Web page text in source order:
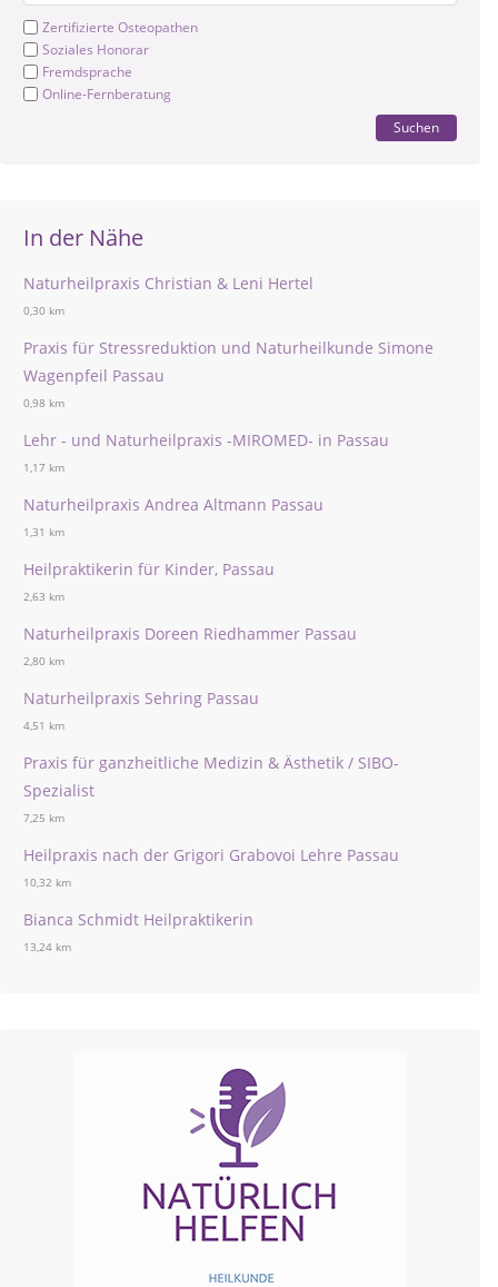
Zertifizierte Osteopathen
Soziales Honorar
Fremdsprache
Online-Fernberatung
Suchen
In der Nähe
Naturheilpraxis Christian & Leni Hertel
0,30 km
Praxis für Stressreduktion und Naturheilkunde Simone
Wagenpfeil Passau
0,98 km
Lehr - und Naturheilpraxis -MIROMED- in Passau
1,17 km
Naturheilpraxis Andrea Altmann Passau
1,31 km
Heilpraktikerin für Kinder, Passau
2,63 km
Naturheilpraxis Doreen Riedhammer Passau
2,80 km
Naturheilpraxis Sehring Passau
4,51 km
Praxis für ganzheitliche Medizin & Ästhetik / SIBO-
Spezialist
7,25 km
Heilpraxis nach der Grigori Grabovoi Lehre Passau
10,32 km
Bianca Schmidt Heilpraktikerin
13,24 km